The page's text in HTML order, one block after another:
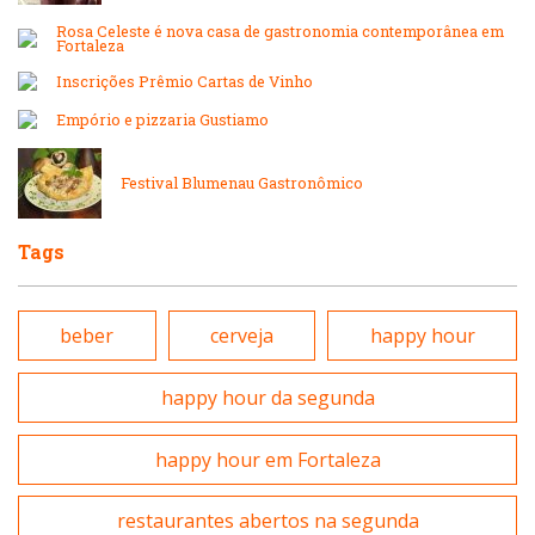
Lanchonetes
Peixes e Frutos do Mar
Pizzarias
Portuguesa
Self-service
Massas
Peixes e Frutos do Mar
Portuguesa
Sobremesas e sorvetes
Variados
Rosa Celeste é nova casa de gastronomia contemporânea em
Fortaleza
Inscrições Prêmio Cartas de Vinho
Empório e pizzaria Gustiamo
Festival Blumenau Gastronômico
Tags
beber cerveja happy hour
happy hour da segunda
happy hour em Fortaleza
restaurantes abertos na segunda